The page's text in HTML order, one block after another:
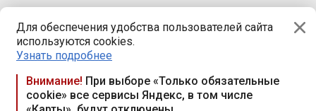
Для обеспечения удобства пользователей сайта
используются cookies.
Узнать подробнее
Внимание! При выборе «Только обязательные
cookie» все сервисы Яндекс, в том числе
Книга замечаний и предложений
Правила и документы
Praca.by © 2000—2026, ООО «ПРАЦА БАЙ»
Республика Беларусь, 220114, г. Минск, пр-т Независимости
117а, пом. № 9.